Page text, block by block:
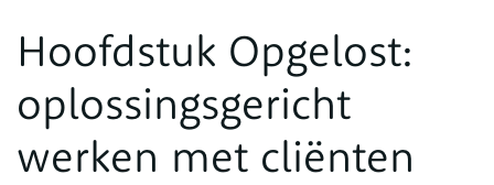
Hoofdstuk Opgelost:
oplossingsgericht
werken met cliënten